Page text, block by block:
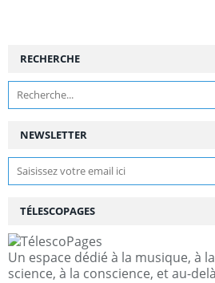
NEWSLETTER
RECHERCHE
TÉLESCOPAGES
Un espace dédié à la musique, à
science, à la conscience, et au-delà